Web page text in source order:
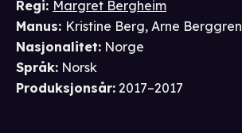
Regi: Margret Bergheim
Manus: Kristine Berg, Arne Berggren
Nasjonalitet: Norge
Språk: Norsk
Produksjonsår: 2017–2017